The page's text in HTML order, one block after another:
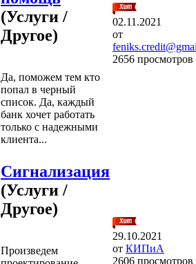
(Услуги /
Другое)
Да, поможем тем кто
попал в черный
список. Да, каждый
банк хочет работать
только с надежными
клиента...
02.11.2021
от
2656 просмотров
Сигнализация
(Услуги /
Другое)
Произведем
29.10.2021
от КИПиА
2606 просмотров